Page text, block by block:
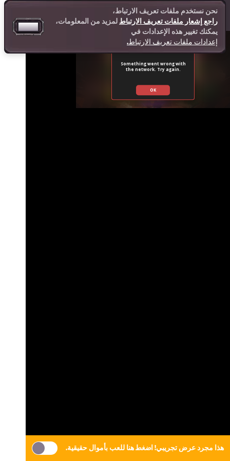
هذا مجرد عرض تجريبي! اضغط هنا للعب بأموال حقيقية.
نحن نستخدم ملفات تعريف الارتباط،
راجع إشعار ملفات تعريف الارتباط لمزيد من المعلومات،
يمكنك تغيير هذه الإعدادات في
إعدادات ملفات تعريف الارتباط.
موافق